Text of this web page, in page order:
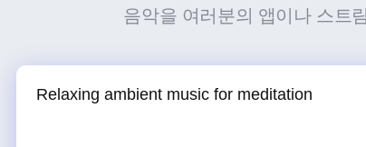
음악을 여러분의 앱이나 스트